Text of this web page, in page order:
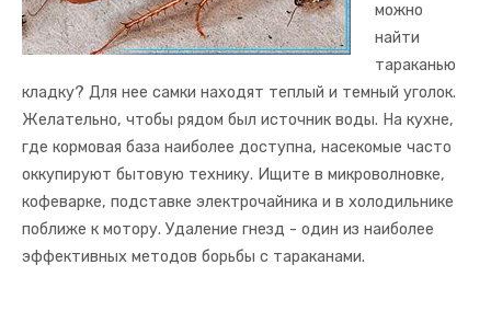
можно
найти
тараканью
кладку? Для нее самки находят теплый и темный уголок.
Желательно, чтобы рядом был источник воды. На кухне,
где кормовая база наиболее доступна, насекомые часто
оккупируют бытовую технику. Ищите в микроволновке,
кофеварке, подставке электрочайника и в холодильнике
поближе к мотору. Удаление гнезд - один из наиболее
эффективных методов борьбы с тараканами.